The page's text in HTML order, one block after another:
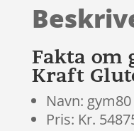
på
ømmels
er
Fakta om
Kraft
Navn:
Pris: Kr.